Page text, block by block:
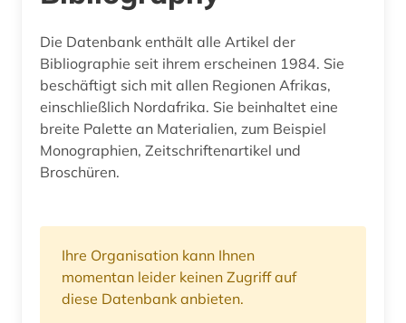
Die Datenbank enthält alle Artikel der
Bibliographie seit ihrem erscheinen 1984. Sie
beschäftigt sich mit allen Regionen Afrikas,
einschließlich Nordafrika. Sie beinhaltet eine
breite Palette an Materialien, zum Beispiel
Monographien, Zeitschriftenartikel und
Broschüren.
Ihre Organisation kann Ihnen
momentan leider keinen Zugriff auf
diese Datenbank anbieten.